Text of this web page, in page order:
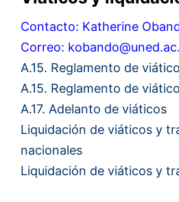
Contacto: Katherine
Correo:
A.15. Reglamento de
A.15. Reglamento de
A.17. Adelanto de viáticos
Liquidación de viáticos y
nacionales
Liquidación de viáticos y